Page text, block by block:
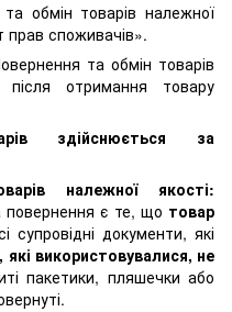
обмін товарів належної
прав споживачів».
та обмін товарів
отримання товару
здійснюється за
належної якості:
є те, що товар
супровідні документи, які
які використовувалися, не
пакетики, пляшечки або